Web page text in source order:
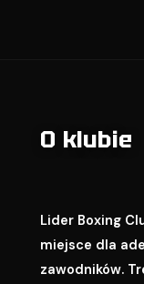
O klubie
Lider Boxing
miejsce dla
zawodników.